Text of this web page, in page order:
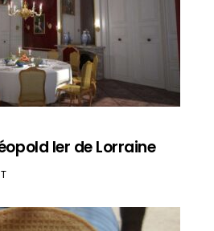
Ier de Lorraine